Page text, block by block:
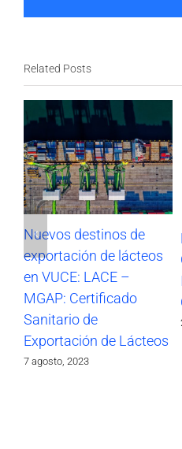
Related Posts
Nuevos destinos de
exportación de lácteos
en VUCE: LACE –
MGAP: Certificado
Sanitario de
Exportación de Lácteos
7 agosto, 2023